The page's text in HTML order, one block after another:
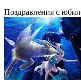
Поздравления с